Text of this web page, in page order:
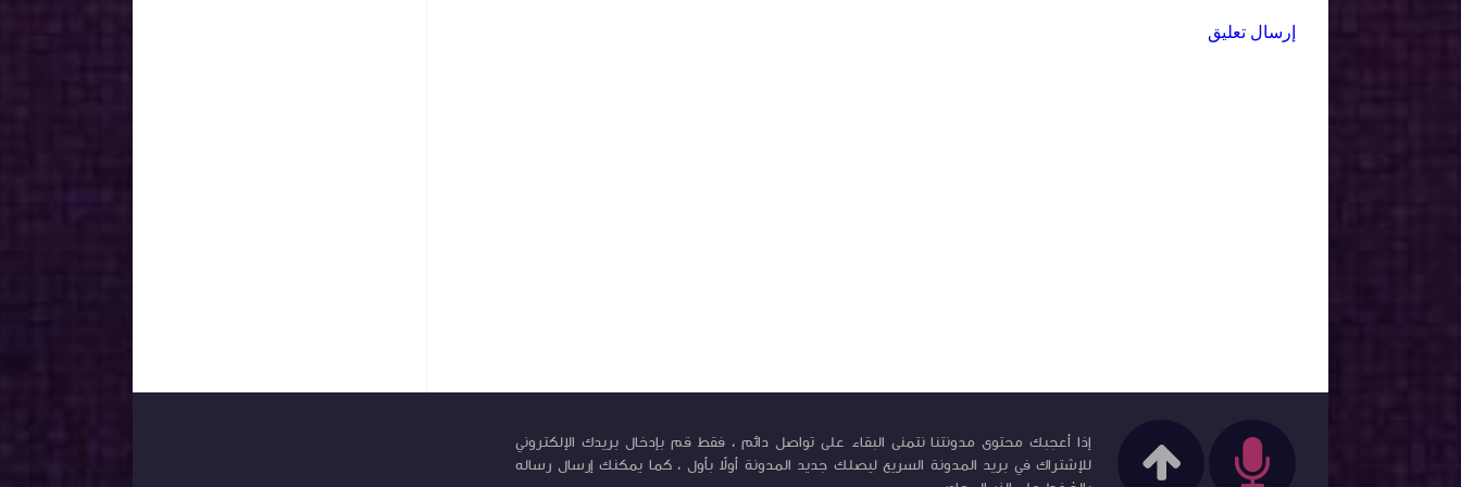
إرسال تعليق
إذا أعجبك محتوى مدونتنا نتمنى البقاء على تواصل دائم ، فقط قم بإدخال بريدك الإلكتروني
للإشتراك في بريد المدونة السريع ليصلك جديد المدونة أولاً بأول ، كما يمكنك إرسال رساله